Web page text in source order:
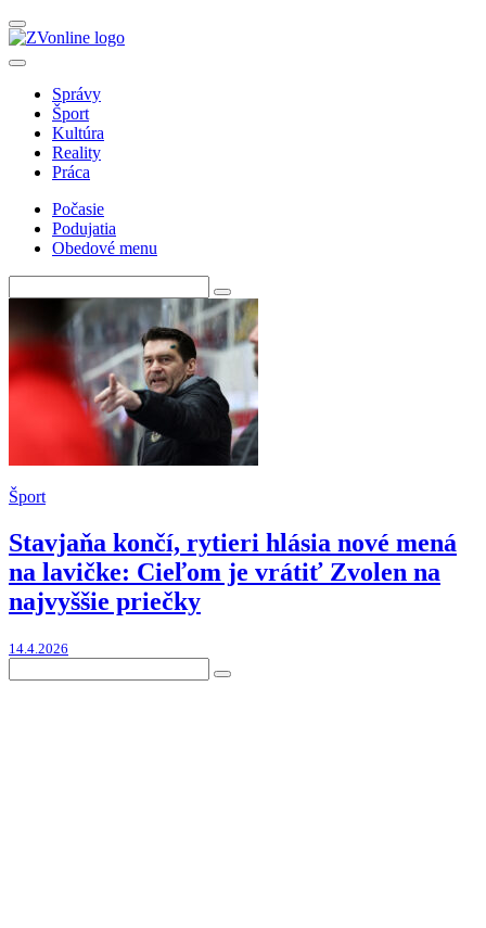
Správy
Šport
Kultúra
Reality
Práca
Počasie
Podujatia
Obedové menu
Šport
Stavjaňa končí, rytieri hlásia nové mená
na lavičke: Cieľom je vrátiť Zvolen na
najvyššie priečky
14.4.2026